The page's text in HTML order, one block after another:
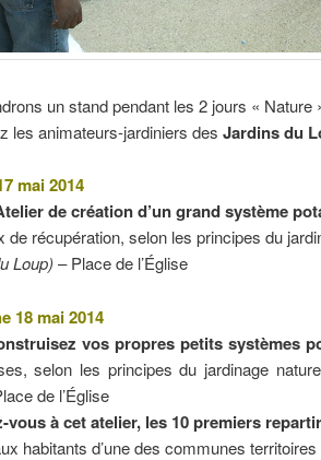
un stand pendant les 2 jours « Nature
les animateurs-jardiniers des Jardins du
mai 2014
de création d’un grand système
de récupération, selon les principes du
Loup) – Place de l’Église
18 mai 2014
vos propres petits systèmes
selon les principes du jardinage
de l’Église
vous à cet atelier, les 10 premiers
habitants d’une des communes